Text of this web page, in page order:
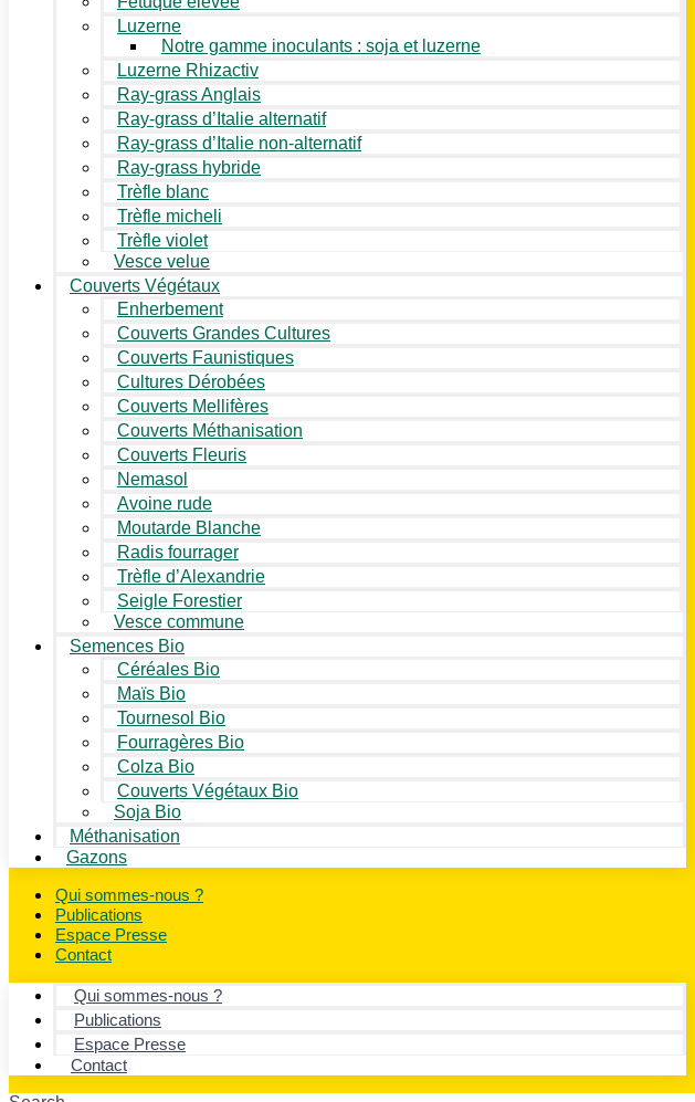
Luzerne
Notre gamme inoculants : soja et luzerne
Luzerne Rhizactiv
Ray-grass Anglais
Ray-grass d’Italie alternatif
Ray-grass d’Italie non-alternatif
Ray-grass hybride
Trèfle blanc
Trèfle micheli
Trèfle violet
Vesce velue
Couverts Végétaux
Enherbement
Couverts Grandes Cultures
Couverts Faunistiques
Cultures Dérobées
Couverts Mellifères
Couverts Méthanisation
Couverts Fleuris
Nemasol
Avoine rude
Moutarde Blanche
Radis fourrager
Trèfle d’Alexandrie
Seigle Forestier
Vesce commune
Semences Bio
Céréales Bio
Maïs Bio
Tournesol Bio
Fourragères Bio
Colza Bio
Couverts Végétaux Bio
Soja Bio
Méthanisation
Gazons
Qui sommes-nous ?
Publications
Espace Presse
Contact
Qui sommes-nous ?
Publications
Espace Presse
Contact